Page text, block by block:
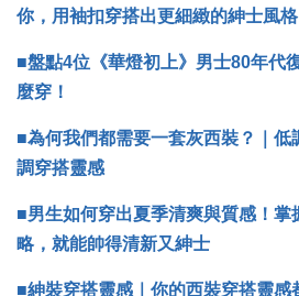
你，用袖扣穿搭出更細緻的紳士風格
■盤點4位《華燈初上》男士80年代
麼穿！
■為何我們都需要一套灰西裝？｜低
調穿搭靈感
■男生如何穿出夏季清爽與質感！掌
略，就能帥得清新又紳士
■紳裝穿搭靈感｜你的西裝穿搭靈感